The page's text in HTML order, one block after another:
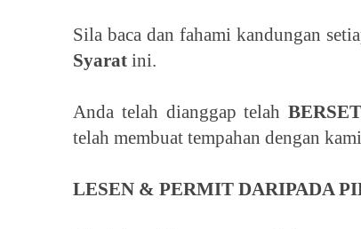
Sila baca dan fahami kandungan
Syarat ini.
Anda telah dianggap telah
telah membuat tempahan dengan
LESEN & PERMIT DARIPADA